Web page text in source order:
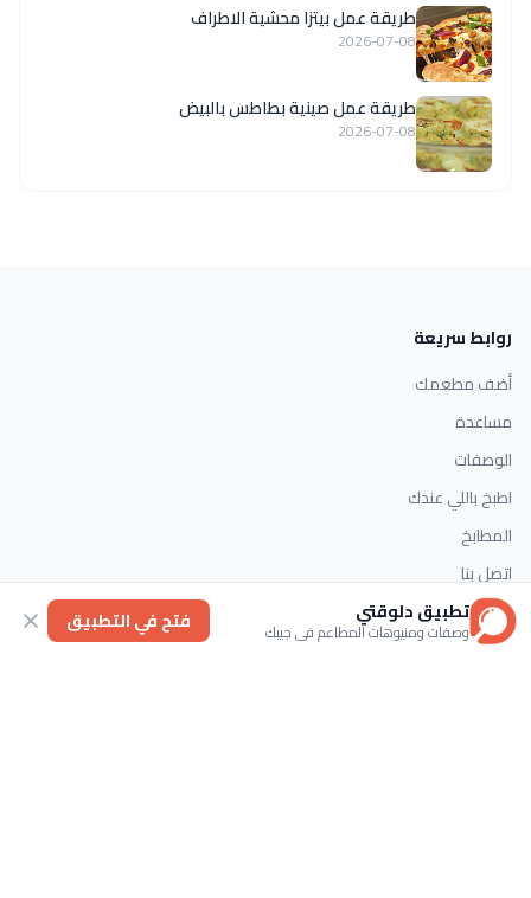
طريقة عمل بيتزا محشية الاطراف
2026-07-08
طريقة عمل صينية بطاطس بالبيض
2026-07-08
روابط سريعة
أضف مطعمك
مساعدة
الوصفات
اطبخ باللي عندك
المطابخ
اتصل بنا
التصنيفات
تطبيق دلوقتي
وصفات ومنيوهات المطاعم في جيبك فتح في التطبيق